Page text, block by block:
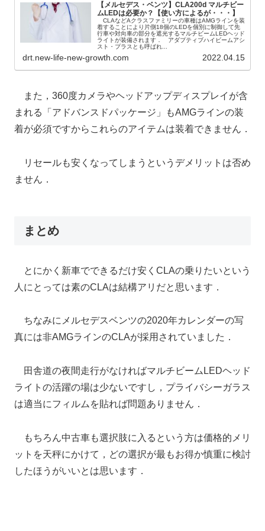
【メルセデス・ベンツ】CLA200d マルチビー
ムLEDは必要か？【使い方によるが・・・】
CLAなどAクラスファミリーの車種はAMGラインを装
着することにより片側18個のLEDを個別に制御して先
行車や対向車の部分を遮光するマルチビームLEDヘッド
ライトが装備されます． アダプティブハイビームアシ
スト・プラスとも呼ばれ...
drt.new-life-new-growth.com 2022.04.15
また，360度カメラやヘッドアップディスプレイが含
まれる「アドバンスドパッケージ」もAMGラインの装
着が必須ですからこれらのアイテムは装着できません．
リセールも安くなってしまうというデメリットは否め
ません．
まとめ
とにかく新車でできるだけ安くCLAの乗りたいという
人にとっては素のCLAは結構アリだと思います．
ちなみにメルセデスベンツの2020年カレンダーの写
真には非AMGラインのCLAが採用されていました．
田舎道の夜間走行がなければマルチビームLEDヘッド
ライトの活躍の場は少ないですし，プライバシーガラス
は適当にフィルムを貼れば問題ありません．
もちろん中古車も選択肢に入るという方は価格的メリ
ットを天秤にかけて，どの選択が最もお得か慎重に検討
したほうがいいとは思います．